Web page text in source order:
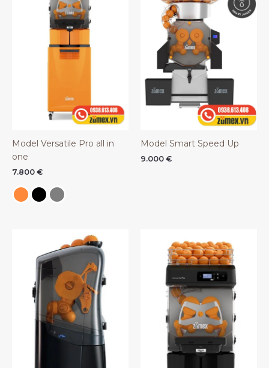
Model Versatile Pro all in
one
7.800 €
Model Smart Speed Up
9.000 €